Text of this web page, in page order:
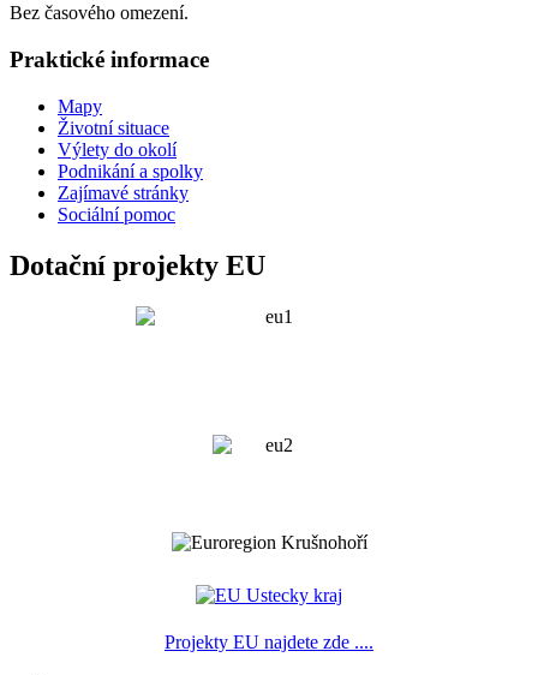
Bez časového omezení.
Praktické informace
Mapy
Životní situace
Výlety do okolí
Podnikání a spolky
Zajímavé stránky
Sociální pomoc
Dotační projekty EU
Projekty EU najdete zde ....